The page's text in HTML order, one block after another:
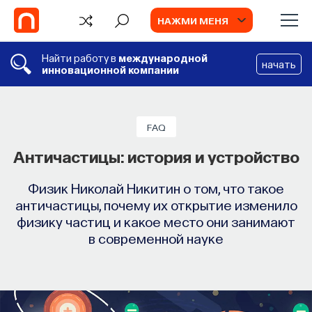
НАЖМИ МЕНЯ
Найти работу в международной
инновационной компании
начать
FAQ
Античастицы: история и устройство
Физик Николай Никитин о том, что такое
античастицы, почему их открытие изменило
физику частиц и какое место они занимают
в современной науке
ИИ в университете, цели